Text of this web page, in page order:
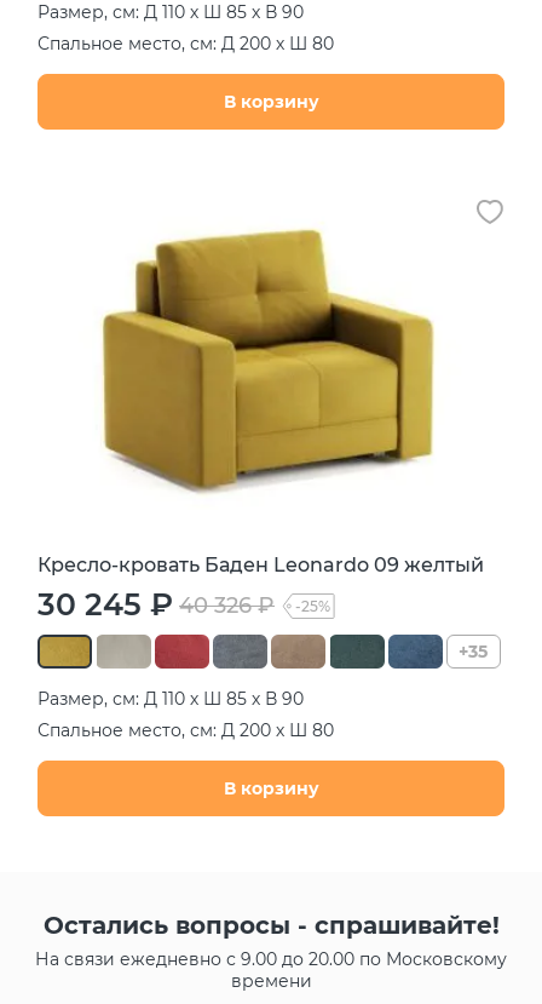
Размер, см: Д 110 х Ш 85 х В 90
Спальное место, см: Д 200 х Ш 80
В корзину
Кресло-кровать Баден Leonardo 09 желтый
30 245 ₽ 40 326 ₽ -25%
+35
Размер, см: Д 110 х Ш 85 х В 90
Спальное место, см: Д 200 х Ш 80
В корзину
Остались вопросы - спрашивайте!
На связи ежедневно с 9.00 до 20.00 по Московскому
времени